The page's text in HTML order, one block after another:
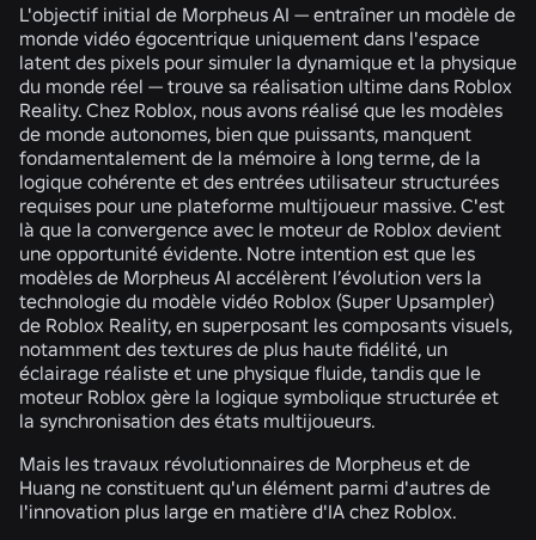
L'objectif initial de Morpheus AI — entraîner un modèle de
monde vidéo égocentrique uniquement dans l'espace
latent des pixels pour simuler la dynamique et la physique
du monde réel — trouve sa réalisation ultime dans Roblox
Reality. Chez Roblox, nous avons réalisé que les modèles
de monde autonomes, bien que puissants, manquent
fondamentalement de la mémoire à long terme, de la
logique cohérente et des entrées utilisateur structurées
requises pour une plateforme multijoueur massive. C'est
là que la convergence avec le moteur de Roblox devient
une opportunité évidente. Notre intention est que les
modèles de Morpheus AI accélèrent l’évolution vers la
technologie du modèle vidéo Roblox (Super Upsampler)
de Roblox Reality, en superposant les composants visuels,
notamment des textures de plus haute fidélité, un
éclairage réaliste et une physique fluide, tandis que le
moteur Roblox gère la logique symbolique structurée et
la synchronisation des états multijoueurs.
Mais les travaux révolutionnaires de Morpheus et de
Huang ne constituent qu'un élément parmi d'autres de
l'innovation plus large en matière d'IA chez Roblox.